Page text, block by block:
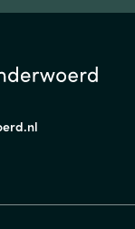
VERSTUREN
gegevens aan derden. Hoe